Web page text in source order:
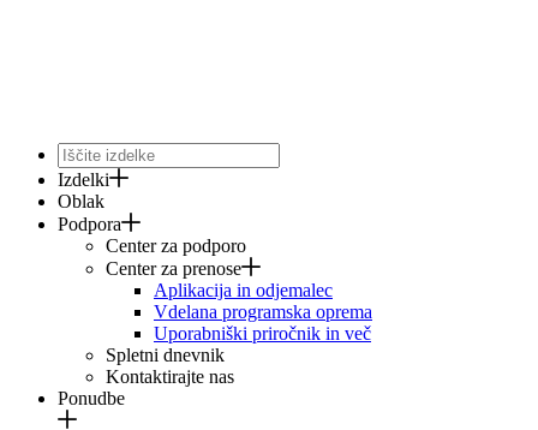
Izdelki
Oblak
Podpora
Center za podporo
Center za prenose
Aplikacija in odjemalec
Vdelana programska oprema
Uporabniški priročnik in več
Spletni dnevnik
Kontaktirajte nas
Ponudbe